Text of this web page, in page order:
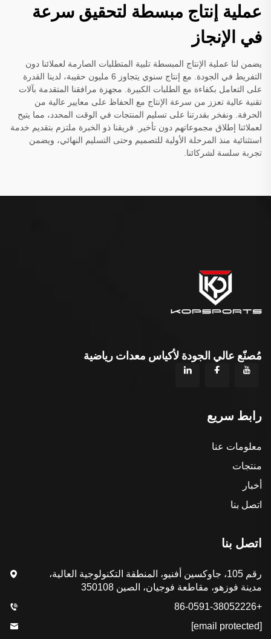
عملية إنتاج مبسطة لتحقيق سرعة
في الإنجاز
يضمن لنا عملية الإنتاج المبسطة تلبية المتطلبات الصارمة لعملائنا دون
التفريط في الجودة. مع إنتاج سنوي يتجاوز 6 مليون حقيبة، لدينا القدرة
على التعامل بكفاءة مع الطلبات الكبيرة. مجهزة مرافقنا المتقدمة بآلات
تقنية عالية تعزز من سرعة الإنتاج مع الحفاظ على معايير عالية من
الحرفة. ونفخر بقدرتنا على تسليم المنتجات في الوقت المحدد، مما يتيح
لعملائنا إطلاق مجموعاتهم دون تأخير. فريقنا ذو الخبرة ملتزم بتقديم خدمة
استثنائية منذ المرحلة الأولية للتصميم وحتى التسليم النهائي، ويضمن
تجربة سلسة لشركائنا.
مُصنّع عالي الجودة لأكياس معدات رياضية
رابط سريع
معلومات عنا
منتجات
أخبار
اتصل بنا
اتصل بنا
رقم 105، جاوكسين أفنيو، المنطقة التكنولوجية العالية،
مدينة فوزهو، مقاطعة فوجيان، الصين 350108
+86-0591-38052226
[email protected]